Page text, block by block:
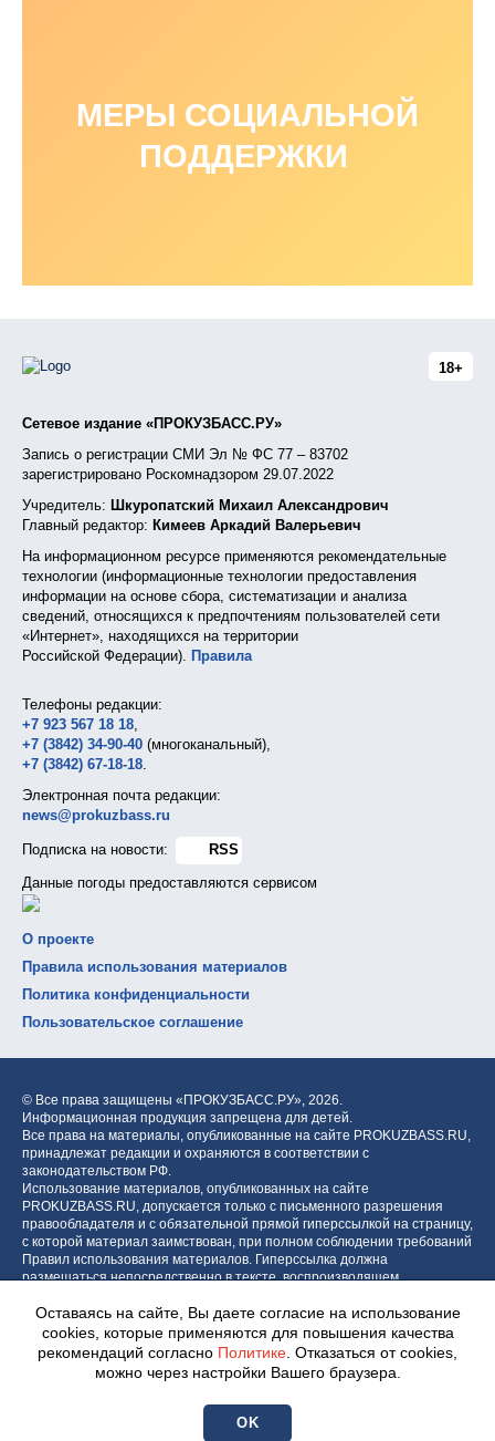
МЕРЫ СОЦИАЛЬНОЙ
ПОДДЕРЖКИ
18+
Сетевое издание «ПРОКУЗБАСС.РУ»
Запись о регистрации СМИ Эл № ФС 77 – 83702
зарегистрировано Роскомнадзором 29.07.2022
Учредитель: Шкуропатский Михаил Александрович
Главный редактор: Кимеев Аркадий Валерьевич
На информационном ресурсе применяются рекомендательные
технологии (информационные технологии предоставления
информации на основе сбора, систематизации и анализа
сведений, относящихся к предпочтениям пользователей сети
«Интернет», находящихся на территории
Российской Федерации). Правила
Телефоны редакции:
+7 923 567 18 18
+7 (3842) 34-90-40 (многоканальный),
+7 (3842) 67-18-18
Электронная почта редакции:
news@prokuzbass.ru
Подписка на новости:
RSS
Данные погоды предоставляются сервисом
О проекте
Правила использования материалов
Политика конфиденциальности
Пользовательское соглашение
© Все права защищены «ПРОКУЗБАСС.РУ», 2026.
Информационная продукция запрещена для детей.
Все права на материалы, опубликованные на сайте PROKUZBASS.RU,
принадлежат редакции и охраняются в соответствии с
законодательством РФ.
Использование материалов, опубликованных на сайте
PROKUZBASS.RU, допускается только с письменного разрешения
правообладателя и с обязательной прямой гиперссылкой на страницу,
с которой материал заимствован, при полном соблюдении требований
Правил использования материалов. Гиперссылка должна
размещаться непосредственно в тексте, воспроизводящем
блока.
Центр интернет-проектов «МОЁ!»
Оставаясь на сайте, Вы даете согласие на использование
cookies, которые применяются для повышения качества
рекомендаций согласно Политике . Отказаться от cookies,
можно через настройки Вашего браузера.
OK